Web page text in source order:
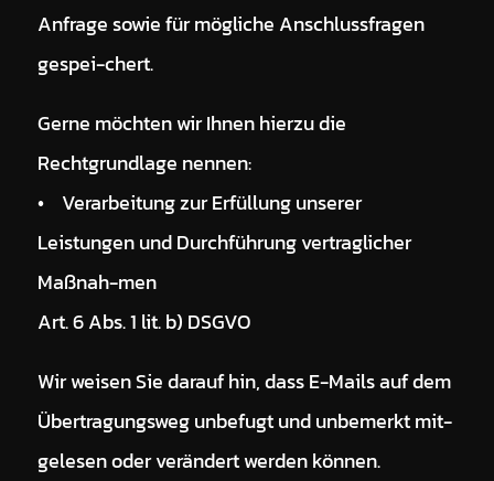
Anfrage sowie für mögliche Anschlussfragen
gespei-chert.
Gerne möchten wir Ihnen hierzu die
Rechtgrundlage nennen:
• Verarbeitung zur Erfüllung unserer
Leistungen und Durchführung vertraglicher
Maßnah-men
Art. 6 Abs. 1 lit. b) DSGVO
Wir weisen Sie darauf hin, dass E-Mails auf dem
Übertragungsweg unbefugt und unbemerkt mit-
gelesen oder verändert werden können.